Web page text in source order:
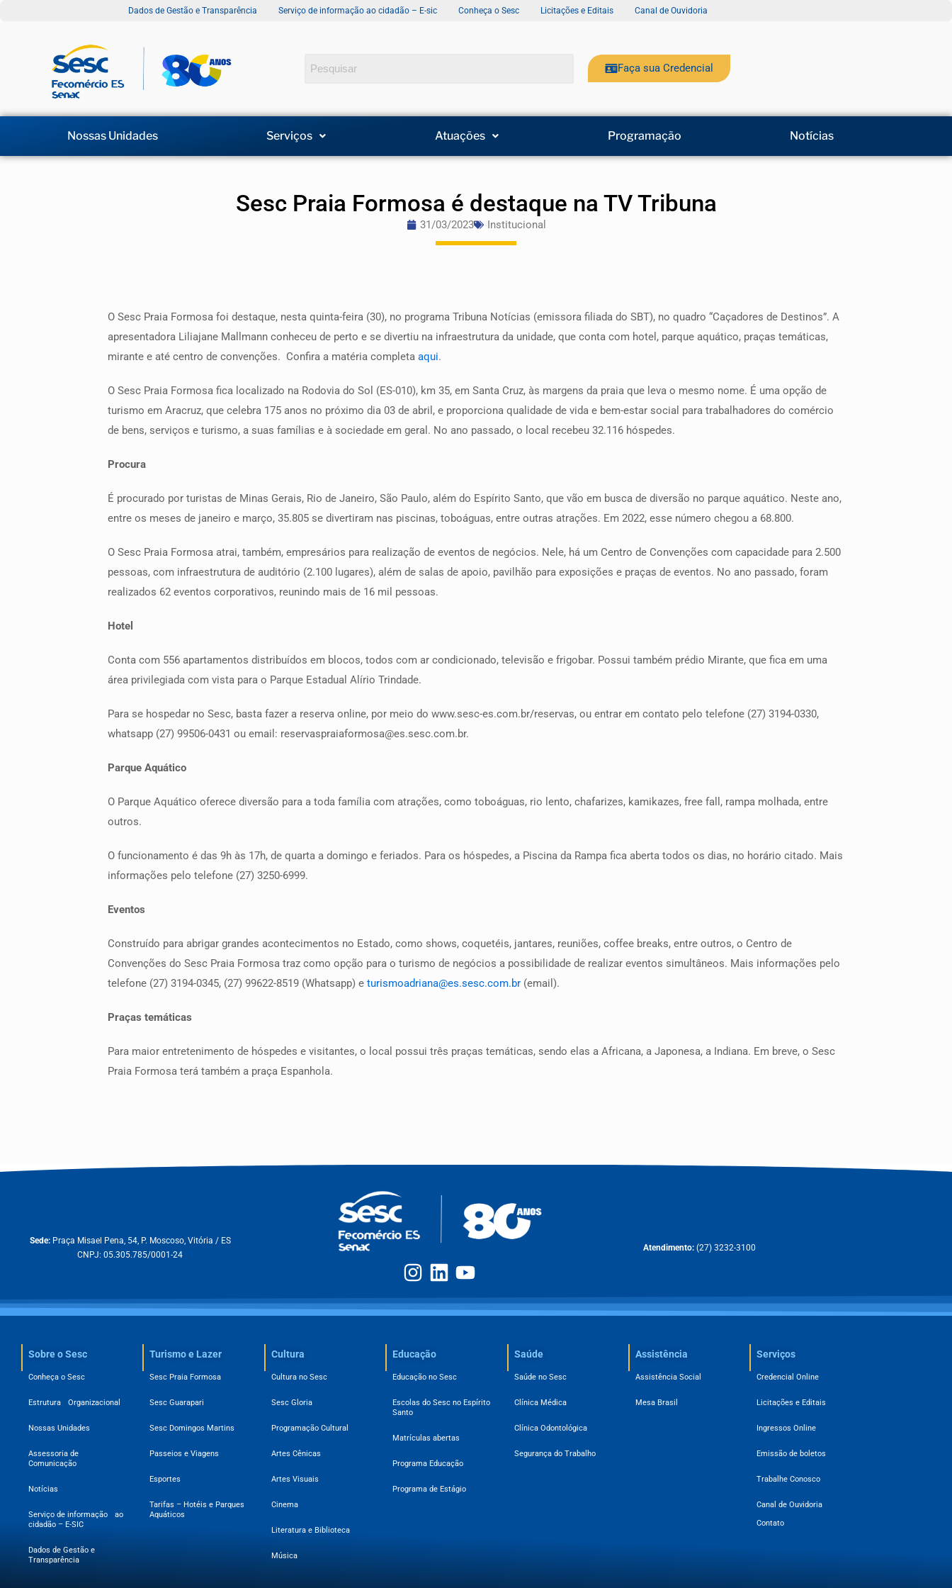
Dados de Gestão e Transparência Serviço de informação ao cidadão – E-sic Conheça o Sesc Licitações e Editais Canal de Ouvidoria
Faça sua Credencial
Nossas Unidades Serviços Atuações Programação Notícias
Sesc Praia Formosa é destaque na TV Tribuna
31/03/2023 Institucional
O Sesc Praia Formosa foi destaque, nesta quinta-feira (30), no programa Tribuna Notícias (emissora filiada do SBT), no quadro “Caçadores de Destinos”. A
apresentadora Liliajane Mallmann conheceu de perto e se divertiu na infraestrutura da unidade, que conta com hotel, parque aquático, praças temáticas,
mirante e até centro de convenções. Confira a matéria completa aqui.
O Sesc Praia Formosa fica localizado na Rodovia do Sol (ES-010), km 35, em Santa Cruz, às margens da praia que leva o mesmo nome. É uma opção de
turismo em Aracruz, que celebra 175 anos no próximo dia 03 de abril, e proporciona qualidade de vida e bem-estar social para trabalhadores do comércio
de bens, serviços e turismo, a suas famílias e à sociedade em geral. No ano passado, o local recebeu 32.116 hóspedes.
Procura
É procurado por turistas de Minas Gerais, Rio de Janeiro, São Paulo, além do Espírito Santo, que vão em busca de diversão no parque aquático. Neste ano,
entre os meses de janeiro e março, 35.805 se divertiram nas piscinas, toboáguas, entre outras atrações. Em 2022, esse número chegou a 68.800.
O Sesc Praia Formosa atrai, também, empresários para realização de eventos de negócios. Nele, há um Centro de Convenções com capacidade para 2.500
pessoas, com infraestrutura de auditório (2.100 lugares), além de salas de apoio, pavilhão para exposições e praças de eventos. No ano passado, foram
realizados 62 eventos corporativos, reunindo mais de 16 mil pessoas.
Hotel
Conta com 556 apartamentos distribuídos em blocos, todos com ar condicionado, televisão e frigobar. Possui também prédio Mirante, que fica em uma
área privilegiada com vista para o Parque Estadual Alírio Trindade.
Para se hospedar no Sesc, basta fazer a reserva online, por meio do www.sesc-es.com.br/reservas, ou entrar em contato pelo telefone (27) 3194-0330,
whatsapp (27) 99506-0431 ou email: reservaspraiaformosa@es.sesc.com.br.
Parque Aquático
O Parque Aquático oferece diversão para a toda família com atrações, como toboáguas, rio lento, chafarizes, kamikazes, free fall, rampa molhada, entre
outros.
O funcionamento é das 9h às 17h, de quarta a domingo e feriados. Para os hóspedes, a Piscina da Rampa fica aberta todos os dias, no horário citado. Mais
informações pelo telefone (27) 3250-6999.
Eventos
Construído para abrigar grandes acontecimentos no Estado, como shows, coquetéis, jantares, reuniões, coffee breaks, entre outros, o Centro de
Convenções do Sesc Praia Formosa traz como opção para o turismo de negócios a possibilidade de realizar eventos simultâneos. Mais informações pelo
telefone (27) 3194-0345, (27) 99622-8519 (Whatsapp) e turismoadriana@es.sesc.com.br (email).
Praças temáticas
Para maior entretenimento de hóspedes e visitantes, o local possui três praças temáticas, sendo elas a Africana, a Japonesa, a Indiana. Em breve, o Sesc
Praia Formosa terá também a praça Espanhola.
Sede: Praça Misael Pena, 54, P. Moscoso, Vitória / ES
CNPJ: 05.305.785/0001-24
Atendimento: (27) 3232-3100
Sobre o Sesc​
Conheça o Sesc
Estrutura Organizacional
Nossas Unidades
Assessoria de
Comunicação
Notícias
Serviço de informação ao
cidadão – E-SIC
Dados de Gestão e
Transparência
Turismo e Lazer
Sesc Praia Formosa
Sesc Guarapari
Sesc Domingos Martins
Passeios e Viagens
Esportes
Tarifas – Hotéis e Parques
Aquáticos
Cultura
Cultura no Sesc
Sesc Gloria
Programação Cultural
Artes Cênicas
Artes Visuais
Cinema
Literatura e Biblioteca
Música
Educação
Educação no Sesc
Escolas do Sesc no Espírito
Santo
Matrículas abertas
Programa Educação
Programa de Estágio
Saúde
Saúde no Sesc
Clínica Médica
Clínica Odontológica
Segurança do Trabalho
Assistência
Assistência Social
Mesa Brasil
Serviços
Credencial Online
Licitações e Editais
Ingressos Online
Emissão de boletos
Trabalhe Conosco
Canal de Ouvidoria
Contato